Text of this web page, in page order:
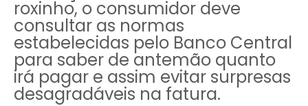
roxinho, o consumidor deve
consultar as normas
estabelecidas pelo Banco Central
para saber de antemão quanto
irá pagar e assim evitar surpresas
desagradáveis na fatura.